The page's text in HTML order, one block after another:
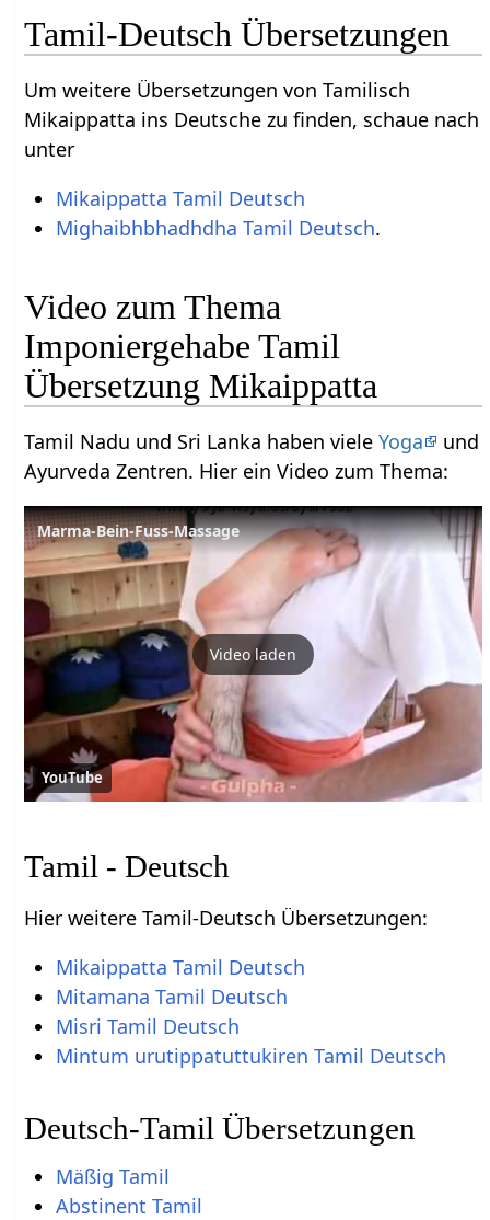
Tamil-Deutsch Übersetzungen
Um weitere Übersetzungen von Tamilisch
Mikaippatta ins Deutsche zu finden, schaue nach
unter
Mikaippatta Tamil Deutsch
Mighaibhbhadhdha Tamil Deutsch.
Video zum Thema
Imponiergehabe Tamil
Übersetzung Mikaippatta
Tamil Nadu und Sri Lanka haben vieleYoga
und
Ayurveda Zentren. Hier ein Video zum Thema:
Marma-Bein-Fuss-Massage
Video laden
YouTube
Tamil - Deutsch
Hier weitere Tamil-Deutsch Übersetzungen:
Mikaippatta Tamil Deutsch
Mitamana Tamil Deutsch
Misri Tamil Deutsch
Mintum urutippatuttukiren Tamil Deutsch
Deutsch-Tamil Übersetzungen
Mäßig Tamil
Abstinent Tamil